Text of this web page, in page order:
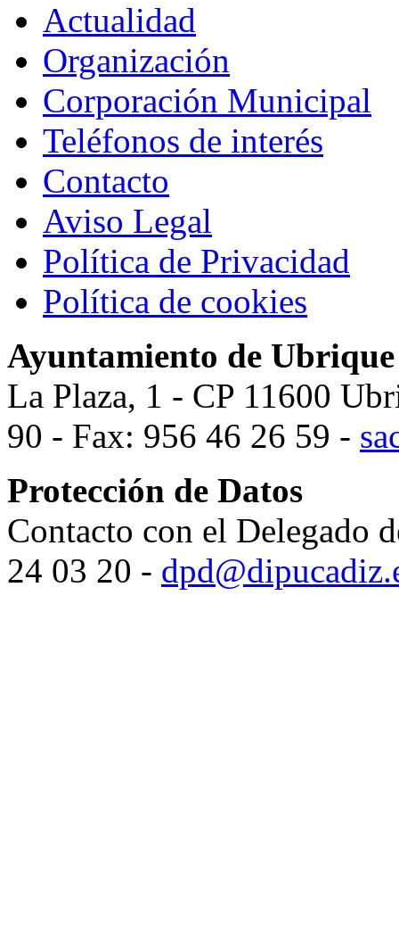
Actualidad
Organización
Corporación Municipal
Teléfonos de interés
Contacto
Aviso Legal
Política de Privacidad
Política de cookies
Ayuntamiento de Ubrique
La Plaza, 1 - CP 11600
90 - Fax: 956 46 26 59 -
Protección de Datos
Contacto con el Delegado
24 03 20 -